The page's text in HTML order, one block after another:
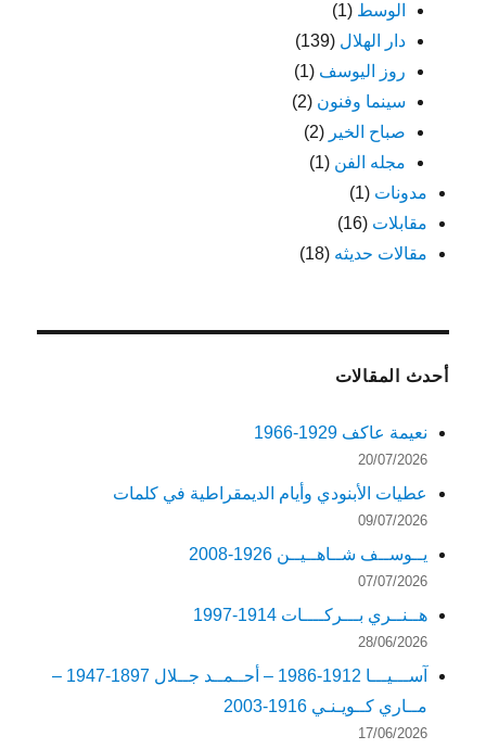
الوسط (1)
دار الهلال (139)
روز اليوسف (1)
سينما وفنون (2)
صباح الخير (2)
مجله الفن (1)
مدونات (1)
مقابلات (16)
مقالات حديثه (18)
أحدث المقالات
نعيمة عاكف 1929-1966
20/07/2026
عطيات الأبنودي وأيام الديمقراطية في كلمات
09/07/2026
يــوســف شــاهــيــن 1926-2008
07/07/2026
هــنــري بـــركــــات 1914-1997
28/06/2026
آســـيـــا 1912-1986 – أحــمــد جــلال 1897-1947 –
مــاري كــويـنـي 1916-2003
17/06/2026